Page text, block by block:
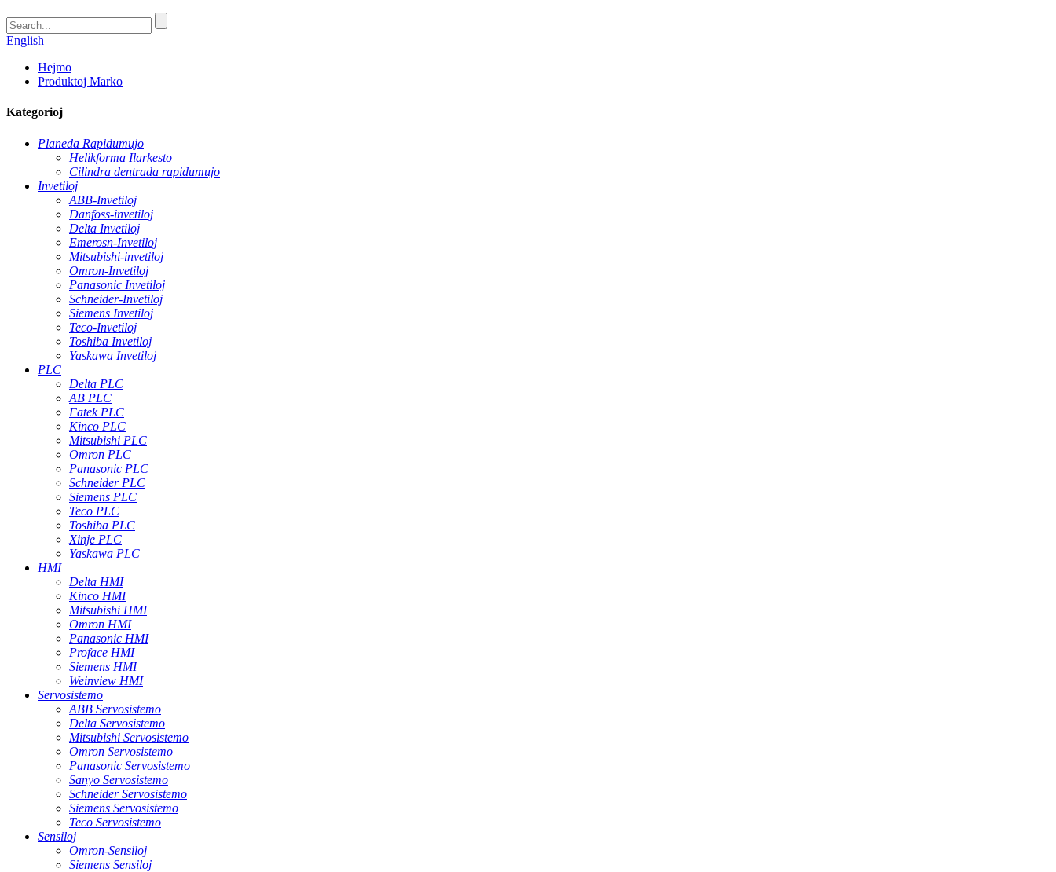
English
Hejmo
Produktoj Marko
Kategorioj
Planeda Rapidumujo
Helikforma Ilarkesto
Cilindra dentrada rapidumujo
Invetiloj
ABB-Invetiloj
Danfoss-invetiloj
Delta Invetiloj
Emerosn-Invetiloj
Mitsubishi-invetiloj
Omron-Invetiloj
Panasonic Invetiloj
Schneider-Invetiloj
Siemens Invetiloj
Teco-Invetiloj
Toshiba Invetiloj
Yaskawa Invetiloj
PLC
Delta PLC
AB PLC
Fatek PLC
Kinco PLC
Mitsubishi PLC
Omron PLC
Panasonic PLC
Schneider PLC
Siemens PLC
Teco PLC
Toshiba PLC
Xinje PLC
Yaskawa PLC
HMI
Delta HMI
Kinco HMI
Mitsubishi HMI
Omron HMI
Panasonic HMI
Proface HMI
Siemens HMI
Weinview HMI
Servosistemo
ABB Servosistemo
Delta Servosistemo
Mitsubishi Servosistemo
Omron Servosistemo
Panasonic Servosistemo
Sanyo Servosistemo
Schneider Servosistemo
Siemens Servosistemo
Teco Servosistemo
Sensiloj
Omron-Sensiloj
Siemens Sensiloj